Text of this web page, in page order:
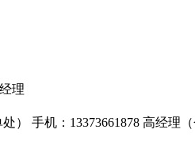
理
） 手机：13373661878 高经理（